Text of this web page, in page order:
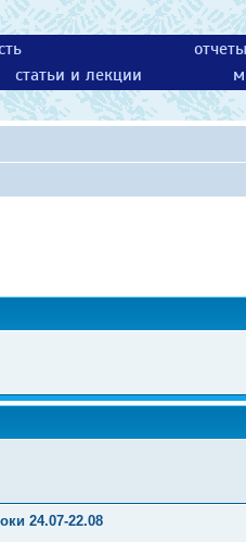
статьи и лекции
24.07-22.08